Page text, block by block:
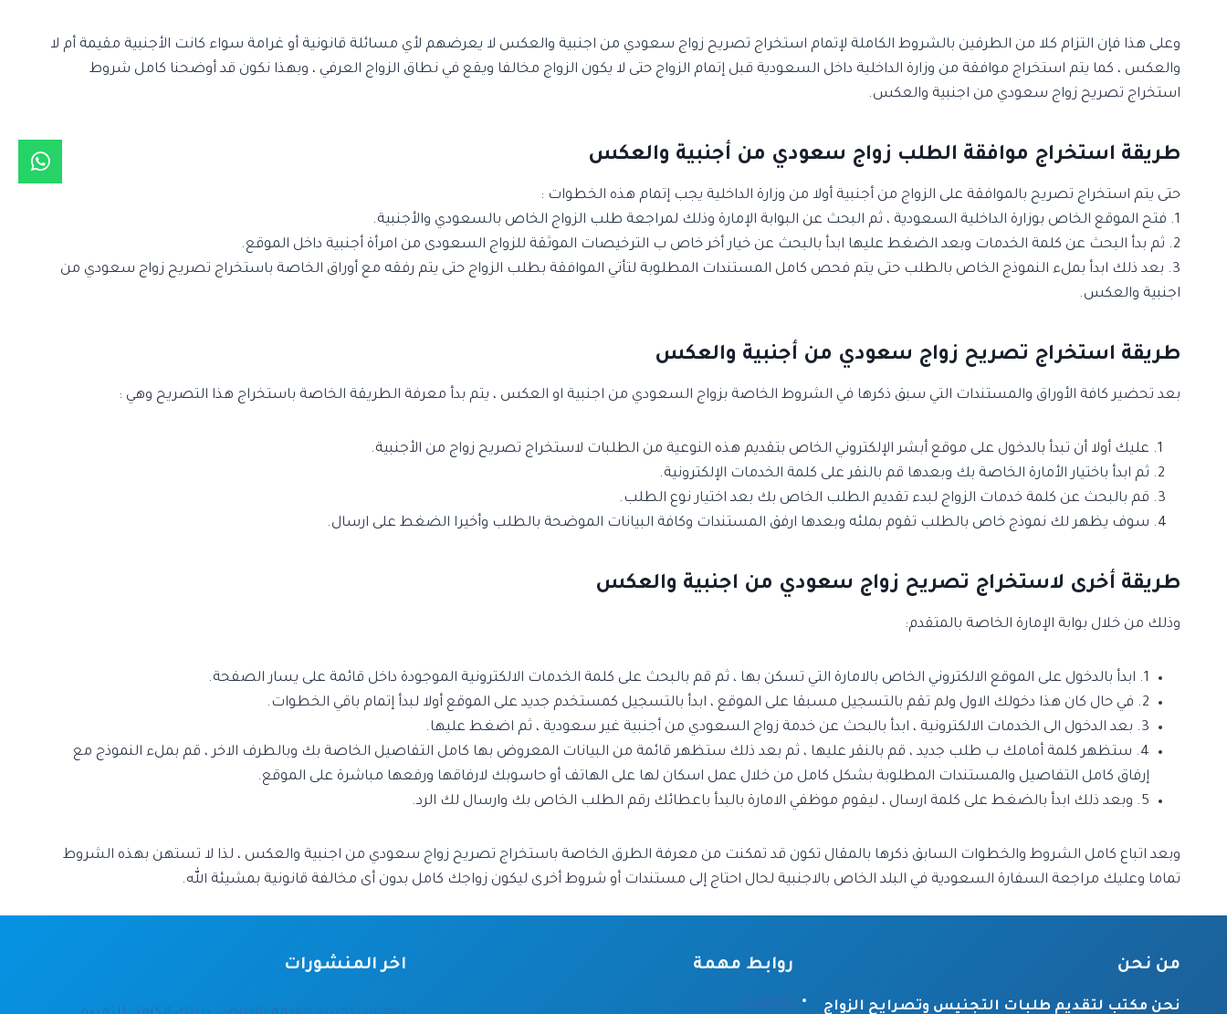
وعلى هذا فإن التزام كلا من الطرفين بالشروط الكاملة لإتمام استخراج تصريح زواج سعودي من اجنبية والعكس لا يعرضهم لأي مسائلة قانونية أو غرامة سواء كانت الأجنبية مقيمة أم لا
والعكس ، كما يتم استخراج موافقة من وزارة الداخلية داخل السعودية قبل إتمام الزواج حتى لا يكون الزواج مخالفا ويقع في نطاق الزواج العرفي ، وبهذا نكون قد أوضحنا كامل شروط
استخراج تصريح زواج سعودي من اجنبية والعكس.
طريقة استخراج موافقة الطلب زواج سعودي من أجنبية والعكس
حتى يتم استخراج تصريح بالموافقة على الزواج من أجنبية أولا من وزارة الداخلية يجب إتمام هذه الخطوات :
1. فتح الموقع الخاص بوزارة الداخلية السعودية ، ثم البحث عن البوابة الإمارة وذلك لمراجعة طلب الزواج الخاص بالسعودي والأجنبية.
2. ثم بدأ البحث عن كلمة الخدمات وبعد الضغط عليها ابدأ بالبحث عن خيار أخر خاص ب الترخيصات الموثقة للزواج السعودى من امرأة أجنبية داخل الموقع.
3. بعد ذلك ابدأ بملء النموذج الخاص بالطلب حتى يتم فحص كامل المستندات المطلوبة لتأتي الموافقة بطلب الزواج حتى يتم رفقه مع أوراق الخاصة باستخراج تصريح زواج سعودي من
اجنبية والعكس.
طريقة استخراج تصريح زواج سعودي من أجنبية والعكس
بعد تحضير كافة الأوراق والمستندات التي سبق ذكرها في الشروط الخاصة بزواج السعودي من اجنبية او العكس ، يتم بدأ معرفة الطريقة الخاصة باستخراج هذا التصريح وهي :
عليك أولا أن تبدأ بالدخول على موقع أبشر الإلكتروني الخاص بتقديم هذه النوعية من الطلبات لاستخراج تصريح زواج من الأجنبية.
ثم ابدأ باختيار الأمارة الخاصة بك وبعدها قم بالنقر على كلمة الخدمات الإلكترونية.
قم بالبحث عن كلمة خدمات الزواج لبدء تقديم الطلب الخاص بك بعد اختيار نوع الطلب.
سوف يظهر لك نموذج خاص بالطلب تقوم بملئه وبعدها ارفق المستندات وكافة البيانات الموضحة بالطلب وأخيرا الضغط على ارسال.
طريقة أخرى لاستخراج تصريح زواج سعودي من اجنبية والعكس
وذلك من خلال بوابة الإمارة الخاصة بالمتقدم:
1. ابدأ بالدخول على الموقع الالكتروني الخاص بالامارة التي تسكن بها ، ثم قم بالبحث على كلمة الخدمات الالكترونية الموجودة داخل قائمة على يسار الصفحة.
2. في حال كان هذا دخولك الاول ولم تقم بالتسجيل مسبقا على الموقع ، ابدأ بالتسجيل كمستخدم جديد على الموقع أولا لبدأ إتمام باقي الخطوات.
3. بعد الدخول الى الخدمات الالكترونية ، ابدأ بالبحث عن خدمة زواج السعودي من أجنبية غير سعودية ، ثم اضغط عليها.
4. ستظهر كلمة أمامك ب طلب جديد ، قم بالنقر عليها ، ثم بعد ذلك ستظهر قائمة من البيانات المعروض بها كامل التفاصيل الخاصة بك وبالطرف الاخر ، قم بملء النموذج مع
إرفاق كامل التفاصيل والمستندات المطلوبة بشكل كامل من خلال عمل اسكان لها على الهاتف أو حاسوبك لارفاقها ورفعها مباشرة على الموقع.
5. وبعد ذلك ابدأ بالضغط على كلمة ارسال ، ليقوم موظفي الامارة بالبدأ باعطائك رقم الطلب الخاص بك وارسال لك الرد.
وبعد اتباع كامل الشروط والخطوات السابق ذكرها بالمقال تكون قد تمكنت من معرفة الطرق الخاصة باستخراج تصريح زواج سعودي من اجنبية والعكس ، لذا لا تستهن بهذه الشروط
تماما وعليك مراجعة السفارة السعودية في البلد الخاص بالاجنبية لحال احتاج إلى مستندات أو شروط أخرى ليكون زواجك كامل بدون أى مخالفة قانونية بمشيئة الله.
من نحن
نحن مكتب لتقديم طلبات التجنيس وتصرايح الزواج
روابط مهمة
الرئيسية
اخر المنشورات